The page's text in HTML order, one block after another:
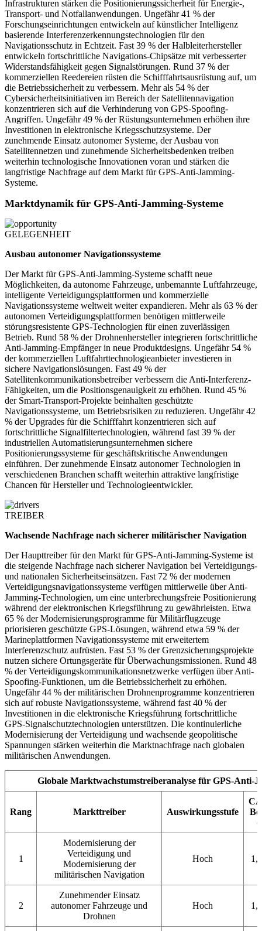
Infrastrukturen stärken die Positionierungssicherheit für Energie-,
Transport- und Notfallanwendungen. Ungefähr 41 % der
Forschungseinrichtungen entwickeln auf künstlicher Intelligenz
basierende Interferenzerkennungstechnologien für den
Navigationsschutz in Echtzeit. Fast 39 % der Halbleiterhersteller
entwickeln fortschrittliche Navigations-Chipsätze mit verbesserter
Widerstandsfähigkeit gegen Signalstörungen. Rund 37 % der
kommerziellen Reedereien rüsten die Schifffahrtsausrüstung auf, um
die Betriebssicherheit zu verbessern. Mehr als 54 % der
Cybersicherheitsinitiativen im Bereich der Satellitennavigation
konzentrieren sich auf die Verhinderung von GPS-Spoofing-
Angriffen. Ungefähr 49 % der Rüstungsunternehmen erhöhen ihre
Investitionen in elektronische Kriegsschutzsysteme. Der
zunehmende Einsatz autonomer Systeme, der Ausbau von
Satellitennetzen und zunehmende Sicherheitsbedenken treiben
weiterhin technologische Innovationen voran und stärken die
langfristige Nachfrage auf dem Markt für GPS-Anti-Jamming-
Systeme.
Marktdynamik für GPS-Anti-Jamming-Systeme
GELEGENHEIT
Ausbau autonomer Navigationssysteme
Der Markt für GPS-Anti-Jamming-Systeme schafft neue
Möglichkeiten, da autonome Fahrzeuge, unbemannte Luftfahrzeuge,
intelligente Verteidigungsplattformen und kommerzielle
Navigationssysteme weltweit weiter expandieren. Mehr als 63 % der
autonomen Verteidigungsplattformen benötigen mittlerweile
störungsresistente GPS-Technologien für einen zuverlässigen
Betrieb. Rund 58 % der Drohnenhersteller integrieren fortschrittliche
Anti-Jamming-Empfänger in neue Produktdesigns. Ungefähr 54 %
der kommerziellen Luftfahrttechnologieanbieter investieren in
sichere Navigationslösungen. Fast 49 % der
Satellitenkommunikationsbetreiber verbessern die Anti-Interferenz-
Fähigkeiten, um die Positionsgenauigkeit zu erhöhen. Rund 45 %
der Smart-Transport-Projekte beinhalten geschützte
Navigationssysteme, um Betriebsrisiken zu reduzieren. Ungefähr 42
% der Upgrades für die Schifffahrt konzentrieren sich auf
fortschrittliche Signalfiltertechnologien, während fast 39 % der
industriellen Automatisierungsunternehmen sichere
Positionierungssysteme für geschäftskritische Anwendungen
einführen. Der zunehmende Einsatz autonomer Technologien in
verschiedenen Branchen schafft weiterhin attraktive langfristige
Chancen für Hersteller und Technologieentwickler.
TREIBER
Wachsende Nachfrage nach sicherer militärischer Navigation
Der Haupttreiber für den Markt für GPS-Anti-Jamming-Systeme ist
die steigende Nachfrage nach sicherer Navigation bei Verteidigungs-
und nationalen Sicherheitseinsätzen. Fast 72 % der modernen
Verteidigungsnavigationssysteme verfügen mittlerweile über Anti-
Jamming-Technologien, um eine unterbrechungsfreie Positionierung
während der elektronischen Kriegsführung zu gewährleisten. Etwa
65 % der Modernisierungsprogramme für Militärflugzeuge
priorisieren geschützte GPS-Lösungen, während etwa 59 % der
Marineplattformen Navigationssysteme mit erweitertem
Interferenzschutz aufrüsten. Fast 53 % der Grenzsicherungsprojekte
nutzen sichere Ortungsgeräte für Überwachungsmissionen. Rund 48
% der Verteidigungskommunikationsnetzwerke verfügen über Anti-
Spoofing-Funktionen, um die Betriebssicherheit zu erhöhen.
Ungefähr 44 % der militärischen Drohnenprogramme konzentrieren
sich auf robuste Navigationssysteme, während fast 40 % der
Investitionen in die elektronische Kriegsführung fortschrittliche
GPS-Signalschutztechnologien unterstützen. Die kontinuierliche
Modernisierung der Verteidigung und wachsende geopolitische
Spannungen stärken weiterhin die Marktnachfrage nach globalen
militärischen Anwendungen.
Globale Marktwachstumstreiberanalyse für GPS-Anti-
Rang Markttreiber Auswirkungsstufe
1
Modernisierung der
Verteidigung und
Modernisierung der
militärischen Navigation
Hoch
2
Zunehmender Einsatz
autonomer Fahrzeuge und
Drohnen
Hoch